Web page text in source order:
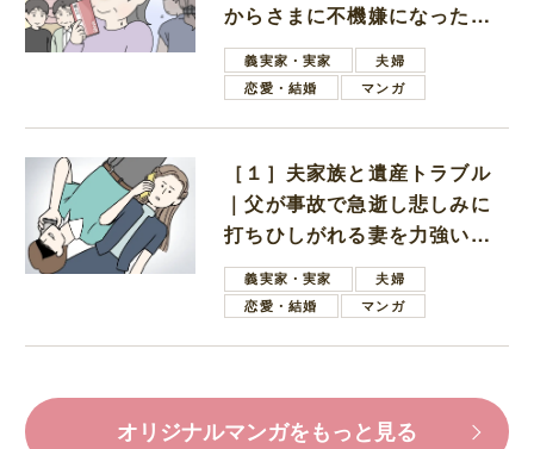
からさまに不機嫌になった義
母義実家・実家
夫婦
恋愛・結婚
マンガ
［１］夫家族と遺産トラブル
｜父が事故で急逝し悲しみに
打ちひしがれる妻を力強い言
葉で励ます夫
義実家・実家
夫婦
恋愛・結婚
マンガ
オリジナルマンガをもっと見る